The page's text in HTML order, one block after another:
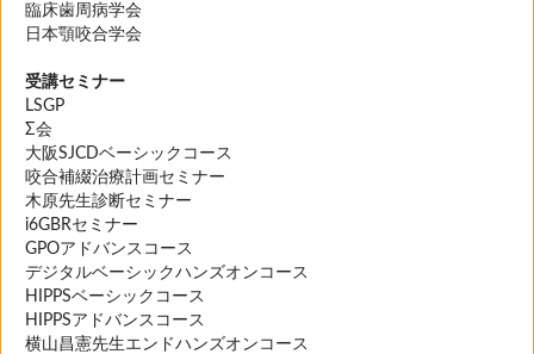
臨床歯周病学会
日本顎咬合学会
受講セミナー
LSGP
Σ会
大阪SJCDベーシックコース
咬合補綴治療計画セミナー
木原先生診断セミナー
i6GBRセミナー
GPOアドバンスコース
デジタルベーシックハンズオンコース
HIPPSベーシックコース
HIPPSアドバンスコース
横山昌憲先生エンドハンズオンコース